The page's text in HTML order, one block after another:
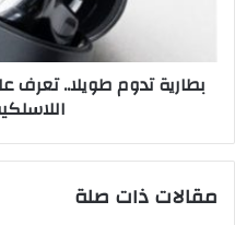
السماعات
اللاسلكية
بطارية تدوم طويلا..
مقالات ذات صلة